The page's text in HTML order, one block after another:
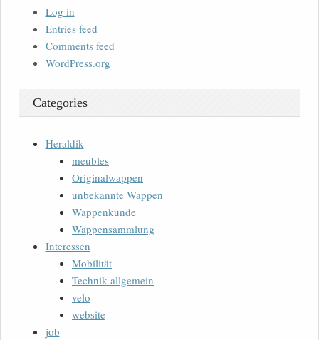
Log in
Entries feed
Comments feed
WordPress.org
Categories
Heraldik
meubles
Originalwappen
unbekannte Wappen
Wappenkunde
Wappensammlung
Interessen
Mobilität
Technik allgemein
velo
website
job